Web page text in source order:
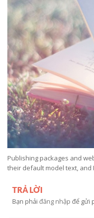
Publishing packages and
their default model text, and
TRẢ LỜI
Bạn phải đăng nhập để gửi